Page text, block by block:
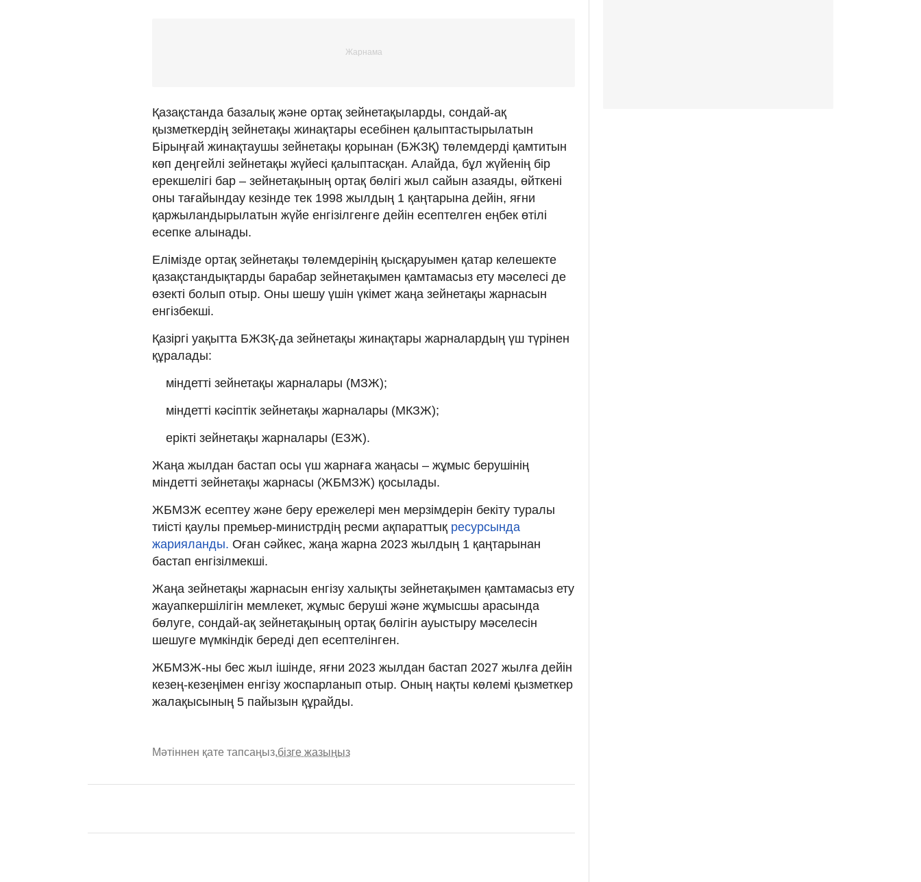
Қазақстанда базалық және ортақ зейнетақыларды, сондай-ақ
қызметкердің зейнетақы жинақтары есебінен қалыптастырылатын
Бірыңғай жинақтаушы зейнетақы қорынан (БЖЗҚ) төлемдерді қамтитын
көп деңгейлі зейнетақы жүйесі қалыптасқан. Алайда, бұл жүйенің бір
ерекшелігі бар – зейнетақының ортақ бөлігі жыл сайын азаяды, өйткені
оны тағайындау кезінде тек 1998 жылдың 1 қаңтарына дейін, яғни
қаржыландырылатын жүйе енгізілгенге дейін есептелген еңбек өтілі
есепке алынады.
Елімізде ортақ зейнетақы төлемдерінің қысқаруымен қатар келешекте
қазақстандықтарды барабар зейнетақымен қамтамасыз ету мәселесі де
өзекті болып отыр. Оны шешу үшін үкімет жаңа зейнетақы жарнасын
енгізбекші.
Қазіргі уақытта БЖЗҚ-да зейнетақы жинақтары жарналардың үш түрінен
құралады:
міндетті зейнетақы жарналары (МЗЖ);
міндетті кәсіптік зейнетақы жарналары (МКЗЖ);
ерікті зейнетақы жарналары (ЕЗЖ).
Жаңа жылдан бастап осы үш жарнаға жаңасы – жұмыс берушінің
міндетті зейнетақы жарнасы (ЖБМЗЖ) қосылады.
ЖБМЗЖ есептеу және беру ережелері мен мерзімдерін бекіту туралы
тиісті қаулы премьер-министрдің ресми ақпараттық ресурсында
жарияланды. Оған сәйкес, жаңа жарна 2023 жылдың 1 қаңтарынан
бастап енгізілмекші.
Жаңа зейнетақы жарнасын енгізу халықты зейнетақымен қамтамасыз ету
жауапкершілігін мемлекет, жұмыс беруші және жұмысшы арасында
бөлуге, сондай-ақ зейнетақының ортақ бөлігін ауыстыру мәселесін
шешуге мүмкіндік береді деп есептелінген.
ЖБМЗЖ-ны бес жыл ішінде, яғни 2023 жылдан бастап 2027 жылға дейін
кезең-кезеңімен енгізу жоспарланып отыр. Оның нақты көлемі қызметкер
жалақысының 5 пайызын құрайды.
Мәтіннен қате тапсаңыз,бізге жазыңыз